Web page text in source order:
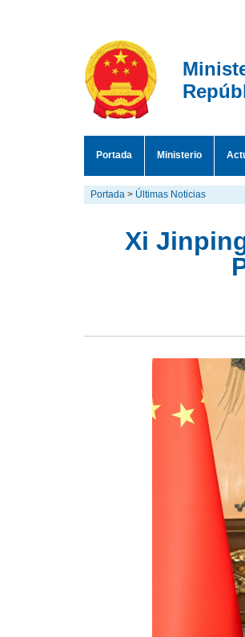
Portada Ministerio
Portada > Últimas Noticias
Xi